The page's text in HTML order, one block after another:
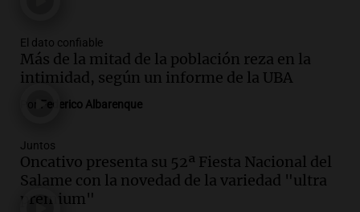
Episodios
Audio.Donald Trump acusa a México de
perjudicar a Estados Unidos en medio de
tensiones y críticas
Audio.Oncativo presenta su 52ª Fiesta
Nacional del Salame con la novedad de la
variedad “ultra premium”
El dato confiable
Más de la mitad de la población reza en la
intimidad, según un informe de la UBA
Federico Albarenque
Juntos
Oncativo presenta su 52ª Fiesta Nacional del
Salame con la novedad de la variedad "ultra
premium"